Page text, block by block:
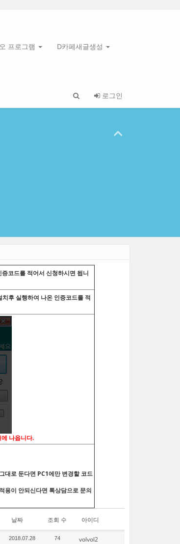
프로그램 D카페새글생성
로그인
코드를 적어서 신청하시면 됩니
후 실행하여 나온 인증코드를 적
나옵니다.
대로 둔다면 PC1에만 변경할 코드
용이 안되신다면 톡상담으로 문의
날짜 조회 수 아이디
2018.07.28 74
volvol2